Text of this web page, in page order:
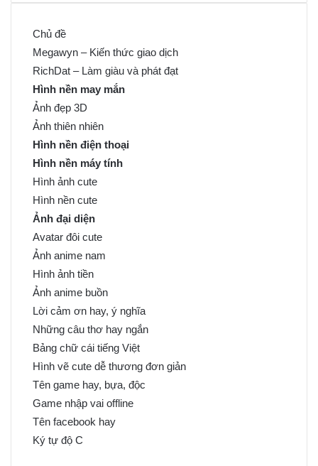
Chủ đề
Megawyn – Kiến thức giao dịch
RichDat – Làm giàu và phát đạt
Hình nền may mắn
Ảnh đẹp 3D
Ảnh thiên nhiên
Hình nền điện thoại
Hình nền máy tính
Hình ảnh cute
Hình nền cute
Ảnh đại diện
Avatar đôi cute
Ảnh anime nam
Hình ảnh tiền
Ảnh anime buồn
Lời cảm ơn hay, ý nghĩa
Những câu thơ hay ngắn
Bảng chữ cái tiếng Việt
Hình vẽ cute dễ thương đơn giản
Tên game hay, bựa, độc
Game nhập vai offline
Tên facebook hay
Ký tự độ C